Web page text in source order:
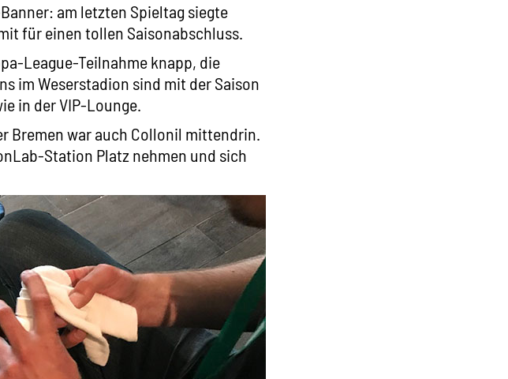
am letzten Spieltag siegte
für einen tollen Saisonabschluss.
League-Teilnahme knapp, die
im Weserstadion sind mit der Saison
in der VIP-Lounge.
Bremen war auch Collonil mittendrin.
Station Platz nehmen und sich